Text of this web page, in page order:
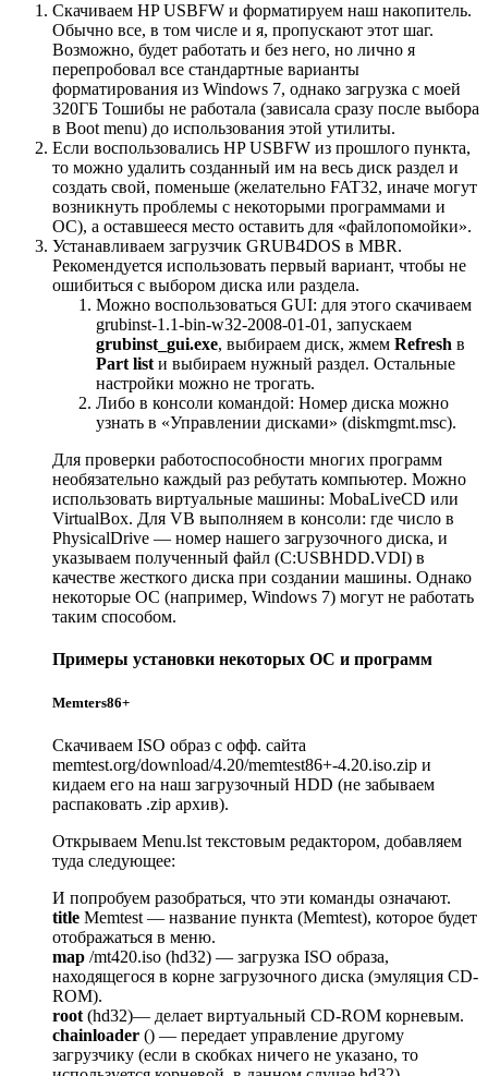
Скачиваем HP USBFW и форматируем наш накопитель.
Обычно все, в том числе и я, пропускают этот шаг.
Возможно, будет работать и без него, но лично я
перепробовал все стандартные варианты
форматирования из Windows 7, однако загрузка с моей
320ГБ Тошибы не работала (зависала сразу после выбора
в Boot menu) до использования этой утилиты.
Если воспользовались HP USBFW из прошлого пункта,
то можно удалить созданный им на весь диск раздел и
создать свой, поменьше (желательно FAT32, иначе могут
возникнуть проблемы с некоторыми программами и
ОС), а оставшееся место оставить для «файлопомойки».
Устанавливаем загрузчик GRUB4DOS в MBR.
Рекомендуется использовать первый вариант, чтобы не
ошибиться с выбором диска или раздела.
Можно воспользоваться GUI: для этого скачиваем
grubinst-1.1-bin-w32-2008-01-01, запускаем
grubinst_gui.exe, выбираем диск, жмем Refresh в
Part list и выбираем нужный раздел. Остальные
настройки можно не трогать.
Либо в консоли командой: Номер диска можно
узнать в «Управлении дисками» (diskmgmt.msc).
Для проверки работоспособности многих программ
необязательно каждый раз ребутать компьютер. Можно
использовать виртуальные машины: MobaLiveCD или
VirtualBox. Для VB выполняем в консоли: где число в
PhysicalDrive — номер нашего загрузочного диска, и
указываем полученный файл (C:USBHDD.VDI) в
качестве жесткого диска при создании машины. Однако
некоторые ОС (например, Windows 7) могут не работать
таким способом.
Примеры установки некоторых ОС и программ
Memters86+
Скачиваем ISO образ с офф. сайта
memtest.org/download/4.20/memtest86+-4.20.iso.zip и
кидаем его на наш загрузочный HDD (не забываем
распаковать .zip архив).
Открываем Menu.lst текстовым редактором, добавляем
туда следующее:
И попробуем разобраться, что эти команды означают.
title Memtest — название пункта (Memtest), которое будет
отображаться в меню.
map /mt420.iso (hd32) — загрузка ISO образа,
находящегося в корне загрузочного диска (эмуляция CD-
ROM).
root (hd32)— делает виртуальный CD-ROM корневым.
chainloader () — передает управление другому
загрузчику (если в скобках ничего не указано, то